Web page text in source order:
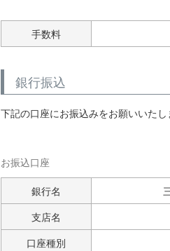
手数料
銀行振込
下記の口座にお振込みをお願いいた
お振込口座
銀行名
支店名
口座種別